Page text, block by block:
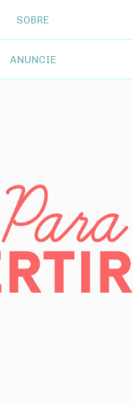
SOBRE
ANUNCIE